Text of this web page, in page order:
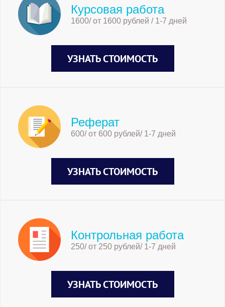
Курсовая работа
1600/ от 1600 рублей / 1-7 дней
УЗНАТЬ СТОИМОСТЬ
Реферат
600/ от 600 рублей/ 1-7 дней
УЗНАТЬ СТОИМОСТЬ
Контрольная работа
250/ от 250 рублей/ 1-7 дней
УЗНАТЬ СТОИМОСТЬ